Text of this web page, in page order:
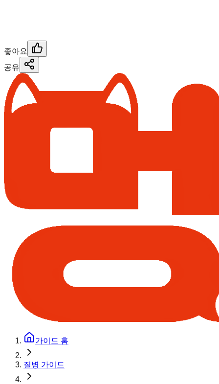
좋아요
공유
가이드 홈
질병 가이드